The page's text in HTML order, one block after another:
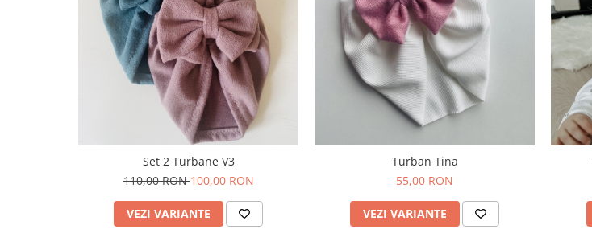
Set 2 Turbane V3
110,00 RON100,00 RON
VEZI VARIANTE
Turban Tina
55,00 RON
VEZI VARIANTE